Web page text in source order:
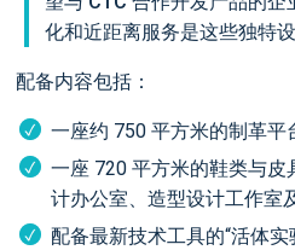
化和近距离服务是这些独特
配备内容包括：
一座约 750 平方米的制革平
一座 720 平方米的鞋类与
计办公室、造型设计工作室
配备最新技术工具的“活体